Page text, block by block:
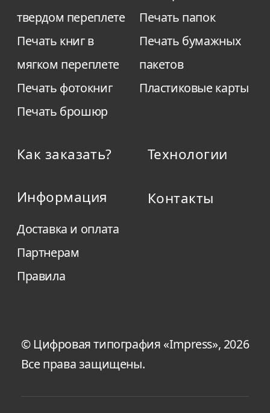
твердом переплете
Печать книг в
мягком переплете
Печать фотокниг
Печать брошюр
Печать папок
Печать бумажных
пакетов
Пластиковые карты
Как заказать?
Информация
Доставка и оплата
Партнерам
Правила
Технологии
Контакты
© Цифровая типография «Impress», 2026
Все права защищены.